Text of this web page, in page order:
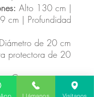
Alto 130 cm |
cm | Profundidad
Diámetro de 20 cm
protectora de 20
Cuerpo en
y soporte en
Llámanos Visítanos